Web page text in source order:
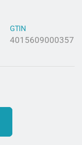
GTIN
4015609000357